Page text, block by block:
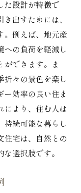
た設計が特徴で
出すためには、
。例えば、地元産
への負荷を軽減し
ができます。ま
折々の景色を楽し
ー効率の良い住ま
により、住む人は
持続可能な暮らし
住宅は、自然との
選択肢です。